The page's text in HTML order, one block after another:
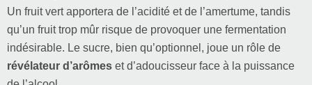
Un fruit vert apportera de l’acidité et de l’amertume, tandis
qu’un fruit trop mûr risque de provoquer une fermentation
indésirable. Le sucre, bien qu’optionnel, joue un rôle de
révélateur d’arômes et d’adoucisseur face à la puissance